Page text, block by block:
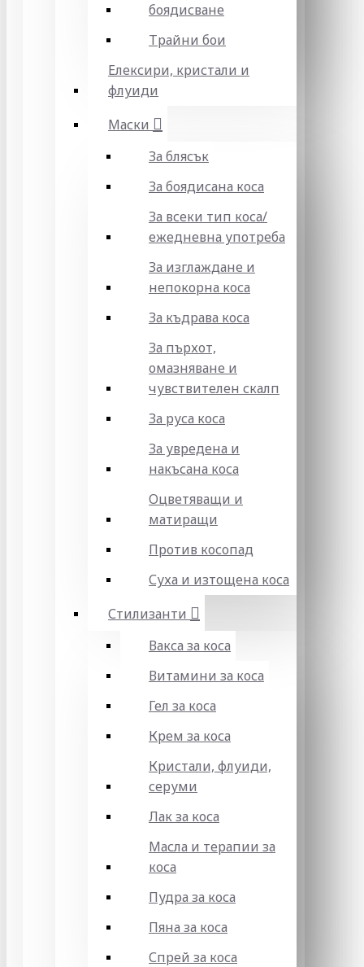
боядисване
Трайни бои
Елексири, кристали и
флуиди
Маски
За блясък
За боядисана коса
За всеки тип коса/
ежедневна употреба
За изглаждане и
непокорна коса
За къдрава коса
За пърхот,
омазняване и
чувствителен скалп
За руса коса
За увредена и
накъсана коса
Оцветяващи и
матиращи
Против косопад
Суха и изтощена коса
Стилизанти
Вакса за коса
Витамини за коса
Гел за коса
Крем за коса
Кристали, флуиди,
серуми
Лак за коса
Масла и терапии за
коса
Пудра за коса
Пяна за коса
Спрей за коса